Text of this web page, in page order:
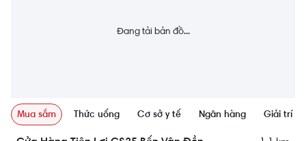
Đang tải bản đồ...
Mua sắm Thức uống Cơ sở y tế Ngân hàng Giải trí